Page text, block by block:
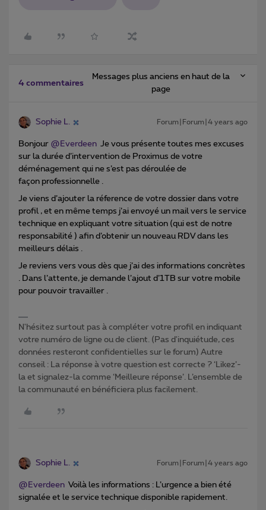
4 commentaires
Messages plus anciens en haut de la
page
Sophie L. Forum|Forum|4 years ago
Bonjour @Everdeen Je vous présente toutes mes excuses
sur la durée d’intervention de Proximus de votre
déménagement qui ne s’est pas déroulée de
façon professionnelle .
Je viens d’ajouter la réference de votre dossier dans votre
profil , et en même temps j’ai envoyé un mail vers le service
technique en expliquant votre situation (qui est de notre
responsabilité ) afin d’obtenir un nouveau RDV dans les
meilleurs délais .
Je reviens vers vous dès que j’ai des informations concrètes
. Dans l’attente, je demande l’ajout d’1TB sur votre mobile
pour pouvoir travailler .
N'hésitez surtout pas à compléter votre profil en indiquant
votre numéro de ligne ou de client. (Pas d'inquiétude, ces
données resteront confidentielles sur le forum) Autre
conseil : La réponse à votre question est correcte ? ‘Likez’-
la et signalez-la comme ‘Meilleure réponse’. L’ensemble de
la communauté en bénéficiera plus facilement.
Sophie L. Forum|Forum|4 years ago
@Everdeen Voilà les informations : L’urgence a bien été
signalée et le service technique disponible rapidement.